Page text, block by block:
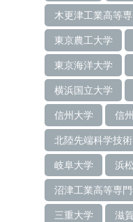
木更津工業高等
東京農工大学
東京海洋大学
横浜国立大学
信州大学 信
北陸先端科学技
岐阜大学 浜
沼津工業高等専
三重大学 滋